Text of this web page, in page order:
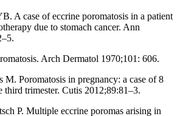
A case of eccrine poromatosis in a patient
due to stomach cancer. Ann
Arch Dermatol 1970;101: 606.
M. Poromatosis in pregnancy: a case of 8
third trimester. Cutis 2012;89:81–3.
P. Multiple eccrine poromas arising in